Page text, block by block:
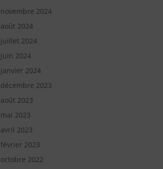
novembre 2024
août 2024
juillet 2024
juin 2024
janvier 2024
décembre 2023
août 2023
mai 2023
avril 2023
février 2023
octobre 2022